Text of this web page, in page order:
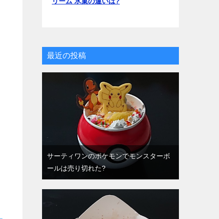
最近の投稿
サーティワンのポケモンでモンスターボ
ールは売り切れた?